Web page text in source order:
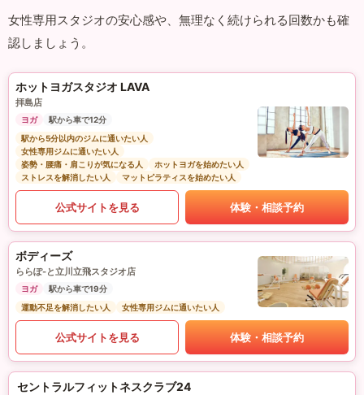
女性専用スタジオの安心感や、無理なく続けられる回数かも確
認しましょう。
ホットヨガスタジオ LAVA
拝島店
ヨガ
駅から車で12分
駅から5分以内のジムに通いたい人
女性専用ジムに通いたい人
姿勢・腰痛・肩こりが気になる人
ホットヨガを始めたい人
ストレスを解消したい人
マットピラティスを始めたい人
公式サイトを見る 体験・相談予約
ボディーズ
ららぽ-と立川立飛スタジオ店
ヨガ
駅から車で19分
運動不足を解消したい人
女性専用ジムに通いたい人
公式サイトを見る 体験・相談予約
セントラルフィットネスクラブ24